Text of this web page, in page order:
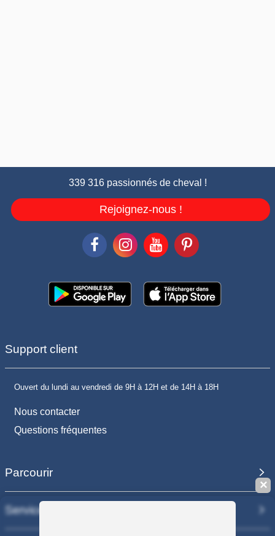
339 316 passionnés de cheval !
Rejoignez-nous !
Support client
Ouvert du lundi au vendredi de 9H à 12H et de 14H à 18H
Nous contacter
Questions fréquentes
Parcourir
Services
✕